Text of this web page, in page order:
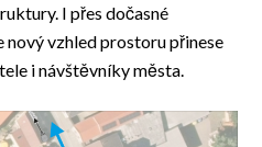
I přes dočasné
vzhled prostoru přinese
i návštěvníky města.